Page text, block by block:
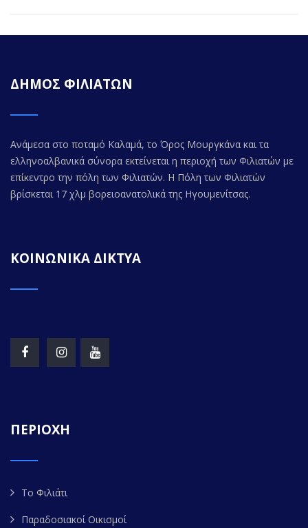
ΔΗΜΟΣ ΦΙΛΙΑΤΩΝ
Ανάμεσα στο ποταμό Καλαμά, το Όρος Μουργκάνα και τα
ελληνοαλβανικά σύνορα εκτείνεται η περιοχή των Φιλιατών με
επίκεντρο την πόλη των Φιλιατών. Η Πόλη των Φιλιατών
βρίσκεται 17 χλμ βορειοανατολικά της Ηγουμενίτσας.
ΚΟΙΝΩΝΙΚΑ ΔΙΚΤΥΑ
ΠΕΡΙΟΧΗ
Το Φιλιάτι
Παραδοσιακοί Οικισμοί